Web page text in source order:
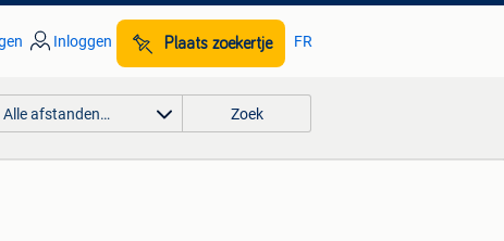
Inloggen Plaats zoekertje FR
Alle afstanden… Zoek